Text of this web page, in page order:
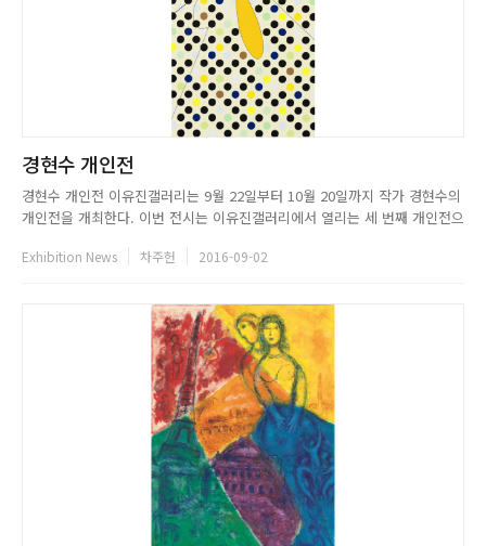
경현수 개인전
경현수 개인전 이유진갤러리는 9월 22일부터 10월 20일까지 작가 경현수의
개인전을 개최한다. 이번 전시는 이유진갤러리에서 열리는 세 번째 개인전으
과 새로이 시작한 입체조형물 시리즈를 선보인다.그동안 경현수 작가는 칼날
Exhibition News 차주헌 2016-09-02